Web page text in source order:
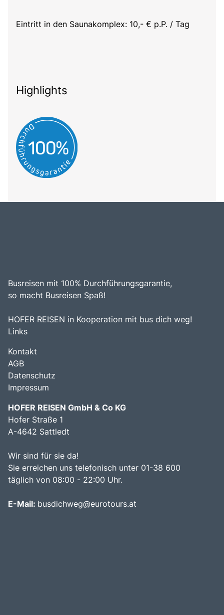
Eintritt in den Saunakomplex: 10,- € p.P. / Tag
Highlights
Busreisen mit 100% Durchführungsgarantie,
so macht Busreisen Spaß!
HOFER REISEN in Kooperation mit bus dich weg!
Links
Kontakt
AGB
Datenschutz
Impressum
HOFER REISEN GmbH & Co KG
Hofer Straße 1
A-4642 Sattledt
Wir sind für sie da!
Sie erreichen uns telefonisch unter 01-38 600
täglich von 08:00 - 22:00 Uhr.
E-Mail: busdichweg@eurotours.at